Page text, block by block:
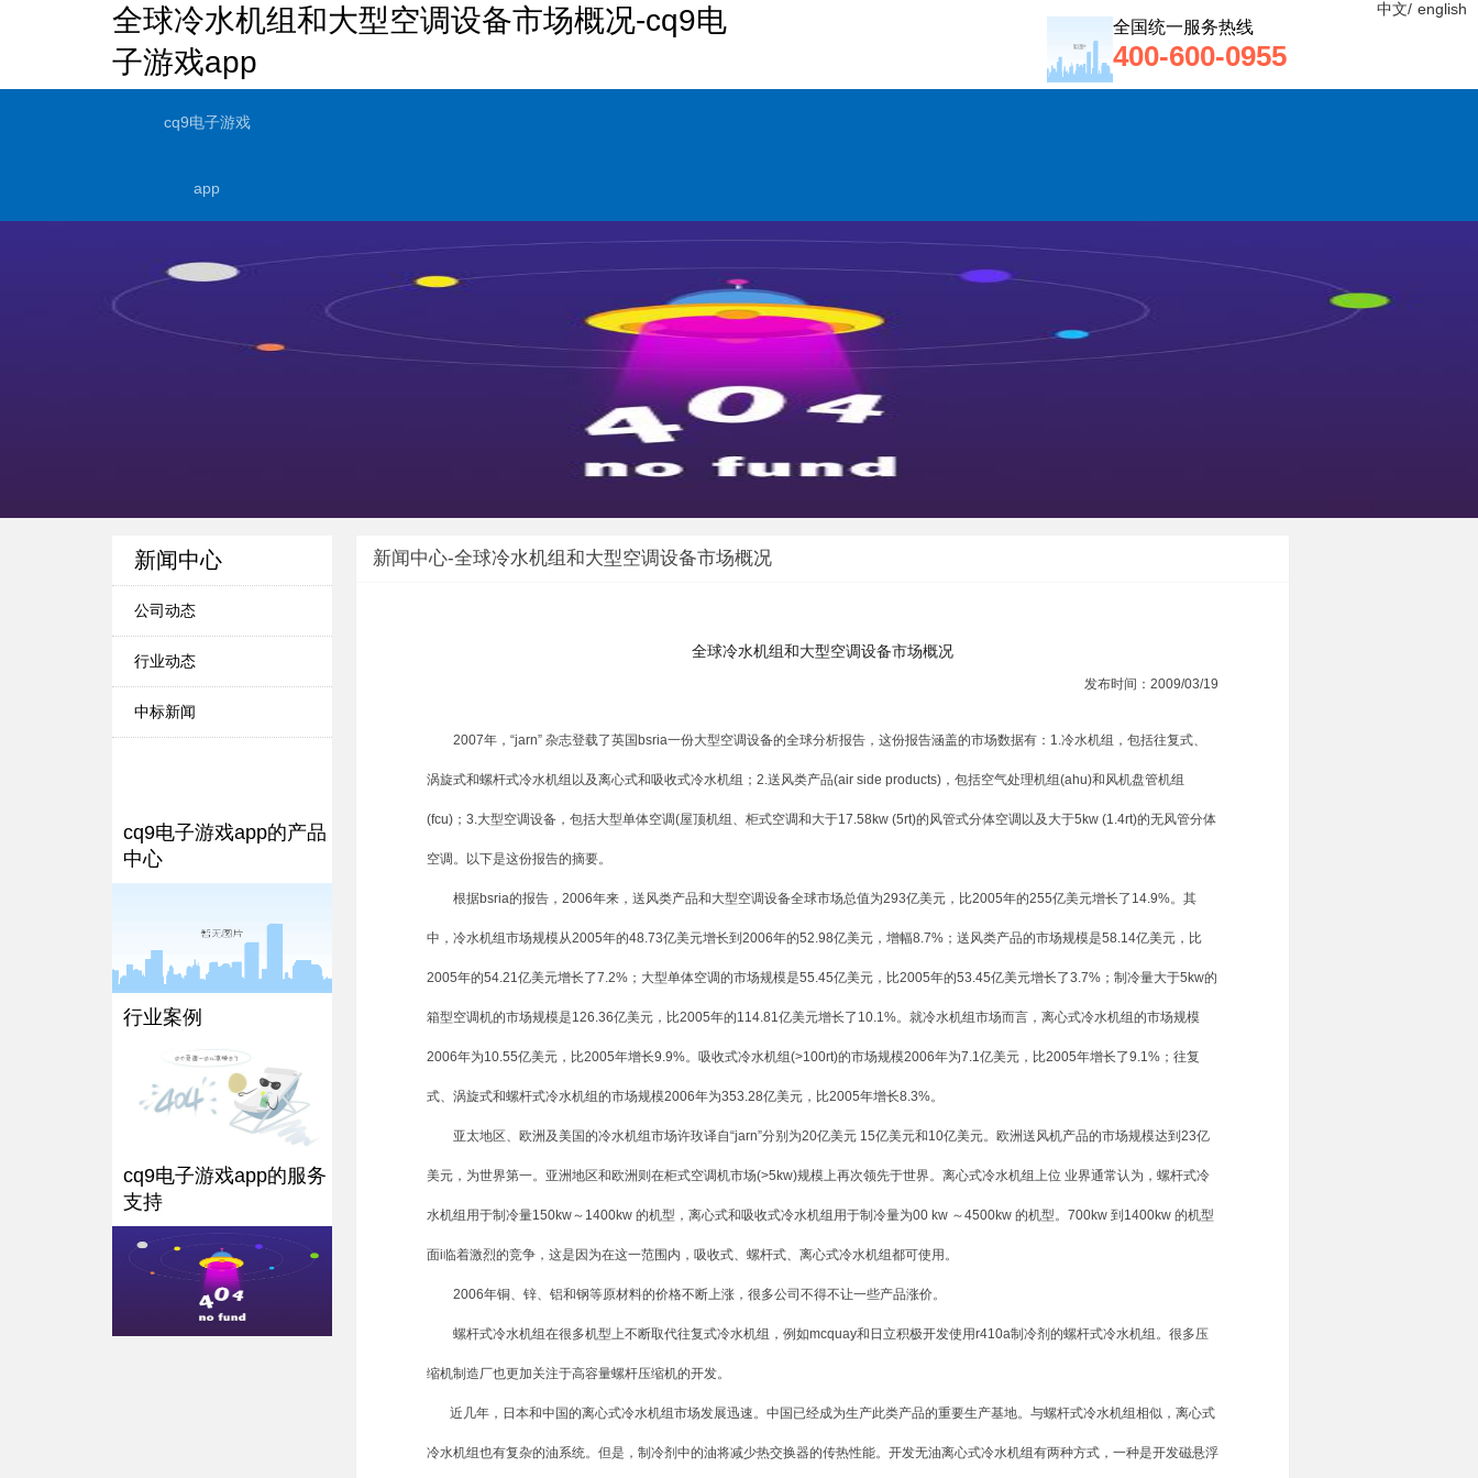
全球冷水机组和大型空调设备市场概况-cq9电
子游戏app
全国统一服务热线
400-600-0955
中文/ english
cq9电子游戏
app
新闻中心
公司动态
行业动态
中标新闻
cq9电子游戏app的产品
中心
行业案例
cq9电子游戏app的服务
支持
新闻中心-全球冷水机组和大型空调设备市场概况
全球冷水机组和大型空调设备市场概况
发布时间：2009/03/19
2007年，“jarn” 杂志登载了英国bsria一份大型空调设备的全球分析报告，这份报告涵盖的市场数据有：1.冷水机组，包括往复式、
涡旋式和螺杆式冷水机组以及离心式和吸收式冷水机组；2.送风类产品(air side products)，包括空气处理机组(ahu)和风机盘管机组
(fcu)；3.大型空调设备，包括大型单体空调(屋顶机组、柜式空调和大于17.58kw (5rt)的风管式分体空调以及大于5kw (1.4rt)的无风管分体
空调。以下是这份报告的摘要。
根据bsria的报告，2006年来，送风类产品和大型空调设备全球市场总值为293亿美元，比2005年的255亿美元增长了14.9%。其
中，冷水机组市场规模从2005年的48.73亿美元增长到2006年的52.98亿美元，增幅8.7%；送风类产品的市场规模是58.14亿美元，比
2005年的54.21亿美元增长了7.2%；大型单体空调的市场规模是55.45亿美元，比2005年的53.45亿美元增长了3.7%；制冷量大于5kw的
箱型空调机的市场规模是126.36亿美元，比2005年的114.81亿美元增长了10.1%。就冷水机组市场而言，离心式冷水机组的市场规模
2006年为10.55亿美元，比2005年增长9.9%。吸收式冷水机组(>100rt)的市场规模2006年为7.1亿美元，比2005年增长了9.1%；往复
式、涡旋式和螺杆式冷水机组的市场规模2006年为353.28亿美元，比2005年增长8.3%。
亚太地区、欧洲及美国的冷水机组市场许玫译自“jarn”分别为20亿美元 15亿美元和10亿美元。欧洲送风机产品的市场规模达到23亿
美元，为世界第一。亚洲地区和欧洲则在柜式空调机市场(>5kw)规模上再次领先于世界。离心式冷水机组上位 业界通常认为，螺杆式冷
水机组用于制冷量150kw～1400kw 的机型，离心式和吸收式冷水机组用于制冷量为00 kw ～4500kw 的机型。700kw 到1400kw 的机型
面i临着激烈的竞争，这是因为在这一范围内，吸收式、螺杆式、离心式冷水机组都可使用。
2006年铜、锌、铝和钢等原材料的价格不断上涨，很多公司不得不让一些产品涨价。
螺杆式冷水机组在很多机型上不断取代往复式冷水机组，例如mcquay和日立积极开发使用r410a制冷剂的螺杆式冷水机组。很多压
缩机制造厂也更加关注于高容量螺杆压缩机的开发。
近几年，日本和中国的离心式冷水机组市场发展迅速。中国已经成为生产此类产品的重要生产基地。与螺杆式冷水机组相似，离心式
冷水机组也有复杂的油系统。但是，制冷剂中的油将减少热交换器的传热性能。开发无油离心式冷水机组有两种方式，一种是开发磁悬浮